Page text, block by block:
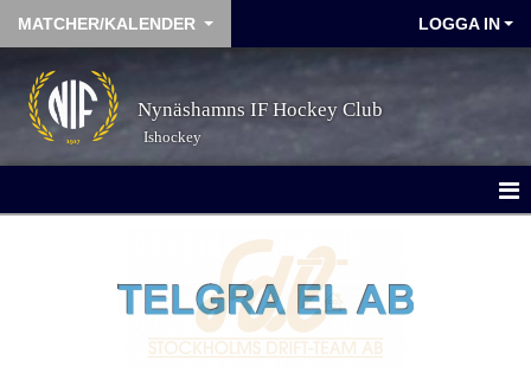
MATCHER/KALENDER LOGGA IN
Nynäshamns IF Hockey Club
Ishockey